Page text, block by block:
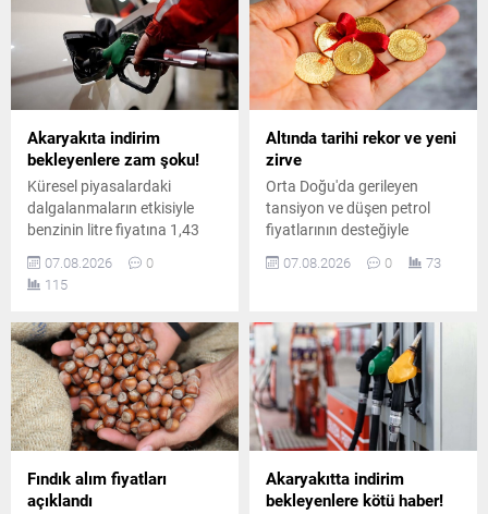
Akaryakıta indirim
bekleyenlere zam şoku!
Küresel piyasalardaki
dalgalanmaların etkisiyle
benzinin litre fiyatına 1,43
TL'lik artış öngörülürken, Eşel
Mobil Sistemi desteğiyle
sürücülerin deposuna
yansıyacak.
07.08.2026
0
115
Altında tarihi rekor ve yeni
zirve
Orta Doğu'da gerileyen
tansiyon ve düşen petrol
fiyatlarının desteğiyle
haftalık %5'i aşan yükseliş
kaydeden altın, rekor
6.575 TL'yi gördü.
07.08.2026 0 73
Fındık alım fiyatları
açıklandı
Akaryakıtta indirim
bekleyenlere kötü haber!